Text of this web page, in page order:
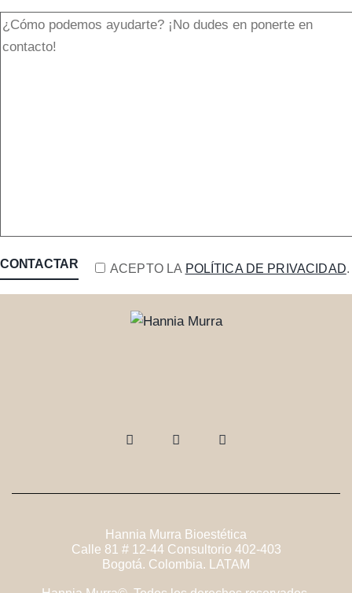
ACEPTO LA POLÍTICA DE PRIVACIDAD.
Hannia Murra Bioestética
Calle 81 # 12-44 Consultorio 402-403
Bogotá. Colombia. LATAM